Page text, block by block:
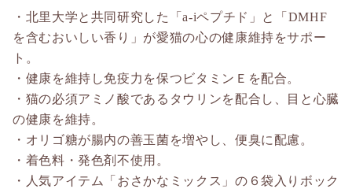
・北里大学と共同研究した「a-iペプチド」と「DMHF
を含むおいしい香り」が愛猫の心の健康維持をサポー
ト。
・健康を維持し免疫力を保つビタミンＥを配合。
・猫の必須アミノ酸であるタウリンを配合し、目と心臓
の健康を維持。
・オリゴ糖が腸内の善玉菌を増やし、便臭に配慮。
・着色料・発色剤不使用。
・人気アイテム「おさかなミックス」の６袋入りボック